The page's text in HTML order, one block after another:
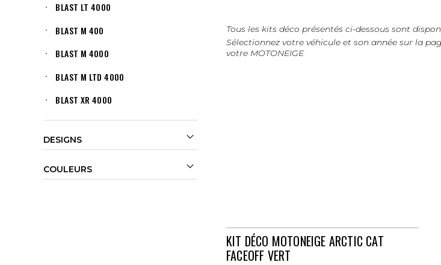
BLAST LT 4000
BLAST M 400
BLAST M 4000
BLAST M LTD 4000
BLAST XR 4000
BLAST XR 4000 TOURISME
BLAST ZR 400
BLAST ZR 4000
DESIGNS 
COULEURS 
Tous les kits déco présentés ci-dessous sont
Sélectionnez votre véhicule et son année sur la
votre MOTONEIGE
KIT DÉCO MOTONEIGE ARCTIC CAT
FACEOFF VERT